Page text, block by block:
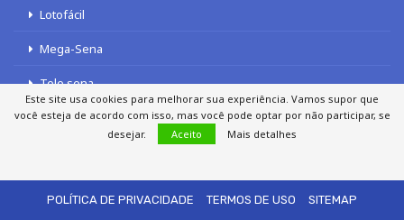
Lotofácil
Mega-Sena
Tele sena
POLÍTICA DE PRIVACIDADE
TERMOS DE USO SITEMAP
Este site usa cookies para melhorar sua experiência. Vamos supor que
você esteja de acordo com isso, mas você pode optar por não participar, se
desejar.
Aceito Mais detalhes